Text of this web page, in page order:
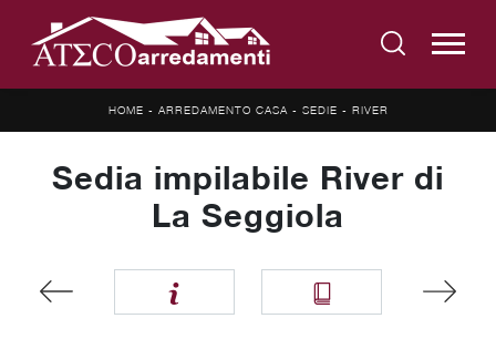
HOME - ARREDAMENTO CASA - SEDIE - RIVER
Sedia impilabile River di
La Seggiola